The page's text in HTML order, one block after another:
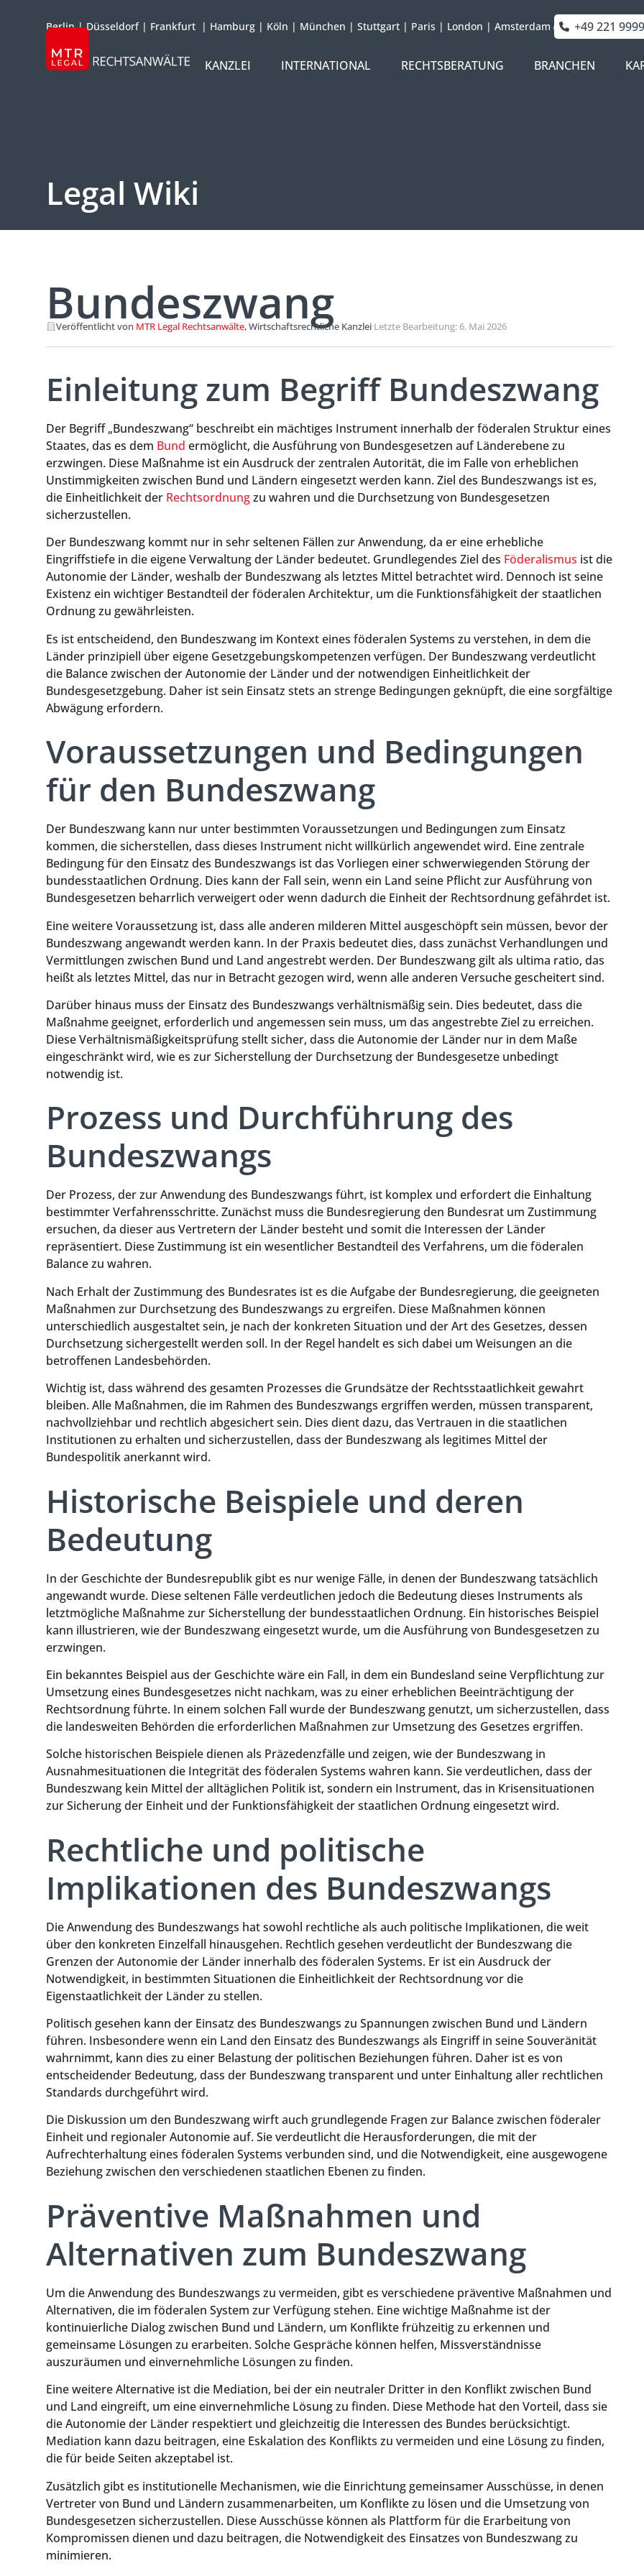
Berlin|Düsseldorf| Frankfurt | Hamburg | Köln | München | Stuttgart | Paris | London | Amsterdam +49 221
KANZLEI
INTERNATIONAL RECHTSBERATUNG BRANCHEN
Legal Wiki
Bundeszwang
Veröffentlicht von MTR Legal Rechtsanwälte, Wirtschaftsrechtliche Kanzlei·Letzte Bearbeitung: 6. Mai 2026
Einleitung zum Begriff Bundeszwang
Der Begriff „Bundeszwang“ beschreibt ein mächtiges Instrument innerhalb der föderalen Struktur eines
Staates, das es dem Bund ermöglicht, die Ausführung von Bundesgesetzen auf Länderebene zu
erzwingen. Diese Maßnahme ist ein Ausdruck der zentralen Autorität, die im Falle von erheblichen
Unstimmigkeiten zwischen Bund und Ländern eingesetzt werden kann. Ziel des Bundeszwangs ist es,
die Einheitlichkeit der Rechtsordnungzu wahren und die Durchsetzung von Bundesgesetzen
sicherzustellen.
Der Bundeszwang kommt nur in sehr seltenen Fällen zur Anwendung, da er eine erhebliche
Eingriffstiefe in die eigene Verwaltung der Länder bedeutet. Grundlegendes Ziel des Föderalismus ist die
Autonomie der Länder, weshalb der Bundeszwang als letztes Mittel betrachtet wird. Dennoch ist seine
Existenz ein wichtiger Bestandteil der föderalen Architektur, um die Funktionsfähigkeit der staatlichen
Ordnung zu gewährleisten.
Es ist entscheidend, den Bundeszwang im Kontext eines föderalen Systems zu verstehen, in dem die
Länder prinzipiell über eigene Gesetzgebungskompetenzen verfügen. Der Bundeszwang verdeutlicht
die Balance zwischen der Autonomie der Länder und der notwendigen Einheitlichkeit der
Bundesgesetzgebung. Daher ist sein Einsatz stets an strenge Bedingungen geknüpft, die eine sorgfältige
Abwägung erfordern.
Voraussetzungen und Bedingungen
für den Bundeszwang
Der Bundeszwang kann nur unter bestimmten Voraussetzungen und Bedingungen zum Einsatz
kommen, die sicherstellen, dass dieses Instrument nicht willkürlich angewendet wird. Eine zentrale
Bedingung für den Einsatz des Bundeszwangs ist das Vorliegen einer schwerwiegenden Störung der
bundesstaatlichen Ordnung. Dies kann der Fall sein, wenn ein Land seine Pflicht zur Ausführung von
Bundesgesetzen beharrlich verweigert oder wenn dadurch die Einheit der Rechtsordnung gefährdet ist.
Eine weitere Voraussetzung ist, dass alle anderen milderen Mittel ausgeschöpft sein müssen, bevor der
Bundeszwang angewandt werden kann. In der Praxis bedeutet dies, dass zunächst Verhandlungen und
Vermittlungen zwischen Bund und Land angestrebt werden. Der Bundeszwang gilt als ultima ratio, das
heißt als letztes Mittel, das nur in Betracht gezogen wird, wenn alle anderen Versuche gescheitert sind.
Darüber hinaus muss der Einsatz des Bundeszwangs verhältnismäßig sein. Dies bedeutet, dass die
Maßnahme geeignet, erforderlich und angemessen sein muss, um das angestrebte Ziel zu erreichen.
Diese Verhältnismäßigkeitsprüfung stellt sicher, dass die Autonomie der Länder nur in dem Maße
eingeschränkt wird, wie es zur Sicherstellung der Durchsetzung der Bundesgesetze unbedingt
notwendig ist.
Prozess und Durchführung des
Bundeszwangs
Der Prozess, der zur Anwendung des Bundeszwangs führt, ist komplex und erfordert die Einhaltung
bestimmter Verfahrensschritte. Zunächst muss die Bundesregierung den Bundesrat um Zustimmung
ersuchen, da dieser aus Vertretern der Länder besteht und somit die Interessen der Länder
repräsentiert. Diese Zustimmung ist ein wesentlicher Bestandteil des Verfahrens, um die föderalen
Balance zu wahren.
Nach Erhalt der Zustimmung des Bundesrates ist es die Aufgabe der Bundesregierung, die geeigneten
Maßnahmen zur Durchsetzung des Bundeszwangs zu ergreifen. Diese Maßnahmen können
unterschiedlich ausgestaltet sein, je nach der konkreten Situation und der Art des Gesetzes, dessen
Durchsetzung sichergestellt werden soll. In der Regel handelt es sich dabei um Weisungen an die
betroffenen Landesbehörden.
Wichtig ist, dass während des gesamten Prozesses die Grundsätze der Rechtsstaatlichkeit gewahrt
bleiben. Alle Maßnahmen, die im Rahmen des Bundeszwangs ergriffen werden, müssen transparent,
nachvollziehbar und rechtlich abgesichert sein. Dies dient dazu, das Vertrauen in die staatlichen
Institutionen zu erhalten und sicherzustellen, dass der Bundeszwang als legitimes Mittel der
Bundespolitik anerkannt wird.
Historische Beispiele und deren
Bedeutung
In der Geschichte der Bundesrepublik gibt es nur wenige Fälle, in denen der Bundeszwang tatsächlich
angewandt wurde. Diese seltenen Fälle verdeutlichen jedoch die Bedeutung dieses Instruments als
letztmögliche Maßnahme zur Sicherstellung der bundesstaatlichen Ordnung. Ein historisches Beispiel
kann illustrieren, wie der Bundeszwang eingesetzt wurde, um die Ausführung von Bundesgesetzen zu
erzwingen.
Ein bekanntes Beispiel aus der Geschichte wäre ein Fall, in dem ein Bundesland seine Verpflichtung zur
Umsetzung eines Bundesgesetzes nicht nachkam, was zu einer erheblichen Beeinträchtigung der
Rechtsordnung führte. In einem solchen Fall wurde der Bundeszwang genutzt, um sicherzustellen, dass
die landesweiten Behörden die erforderlichen Maßnahmen zur Umsetzung des Gesetzes ergriffen.
Solche historischen Beispiele dienen als Präzedenzfälle und zeigen, wie der Bundeszwang in
Ausnahmesituationen die Integrität des föderalen Systems wahren kann. Sie verdeutlichen, dass der
Bundeszwang kein Mittel der alltäglichen Politik ist, sondern ein Instrument, das in Krisensituationen
zur Sicherung der Einheit und der Funktionsfähigkeit der staatlichen Ordnung eingesetzt wird.
Rechtliche und politische
Implikationen des Bundeszwangs
Die Anwendung des Bundeszwangs hat sowohl rechtliche als auch politische Implikationen, die weit
über den konkreten Einzelfall hinausgehen. Rechtlich gesehen verdeutlicht der Bundeszwang die
Grenzen der Autonomie der Länder innerhalb des föderalen Systems. Er ist ein Ausdruck der
Notwendigkeit, in bestimmten Situationen die Einheitlichkeit der Rechtsordnung vor die
Eigenstaatlichkeit der Länder zu stellen.
Politisch gesehen kann der Einsatz des Bundeszwangs zu Spannungen zwischen Bund und Ländern
führen. Insbesondere wenn ein Land den Einsatz des Bundeszwangs als Eingriff in seine Souveränität
wahrnimmt, kann dies zu einer Belastung der politischen Beziehungen führen. Daher ist es von
entscheidender Bedeutung, dass der Bundeszwang transparent und unter Einhaltung aller rechtlichen
Standards durchgeführt wird.
Die Diskussion um den Bundeszwang wirft auch grundlegende Fragen zur Balance zwischen föderaler
Einheit und regionaler Autonomie auf. Sie verdeutlicht die Herausforderungen, die mit der
Aufrechterhaltung eines föderalen Systems verbunden sind, und die Notwendigkeit, eine ausgewogene
Beziehung zwischen den verschiedenen staatlichen Ebenen zu finden.
Präventive Maßnahmen und
Alternativen zum Bundeszwang
Um die Anwendung des Bundeszwangs zu vermeiden, gibt es verschiedene präventive Maßnahmen und
Alternativen, die im föderalen System zur Verfügung stehen. Eine wichtige Maßnahme ist der
kontinuierliche Dialog zwischen Bund und Ländern, um Konflikte frühzeitig zu erkennen und
gemeinsame Lösungen zu erarbeiten. Solche Gespräche können helfen, Missverständnisse
auszuräumen und einvernehmliche Lösungen zu finden.
Eine weitere Alternative ist die Mediation, bei der ein neutraler Dritter in den Konflikt zwischen Bund
und Land eingreift, um eine einvernehmliche Lösung zu finden. Diese Methode hat den Vorteil, dass sie
die Autonomie der Länder respektiert und gleichzeitig die Interessen des Bundes berücksichtigt.
Mediation kann dazu beitragen, eine Eskalation des Konflikts zu vermeiden und eine Lösung zu finden,
die für beide Seiten akzeptabel ist.
Zusätzlich gibt es institutionelle Mechanismen, wie die Einrichtung gemeinsamer Ausschüsse, in denen
Vertreter von Bund und Ländern zusammenarbeiten, um Konflikte zu lösen und die Umsetzung von
Bundesgesetzen sicherzustellen. Diese Ausschüsse können als Plattform für die Erarbeitung von
Kompromissen dienen und dazu beitragen, die Notwendigkeit des Einsatzes von Bundeszwang zu
minimieren.